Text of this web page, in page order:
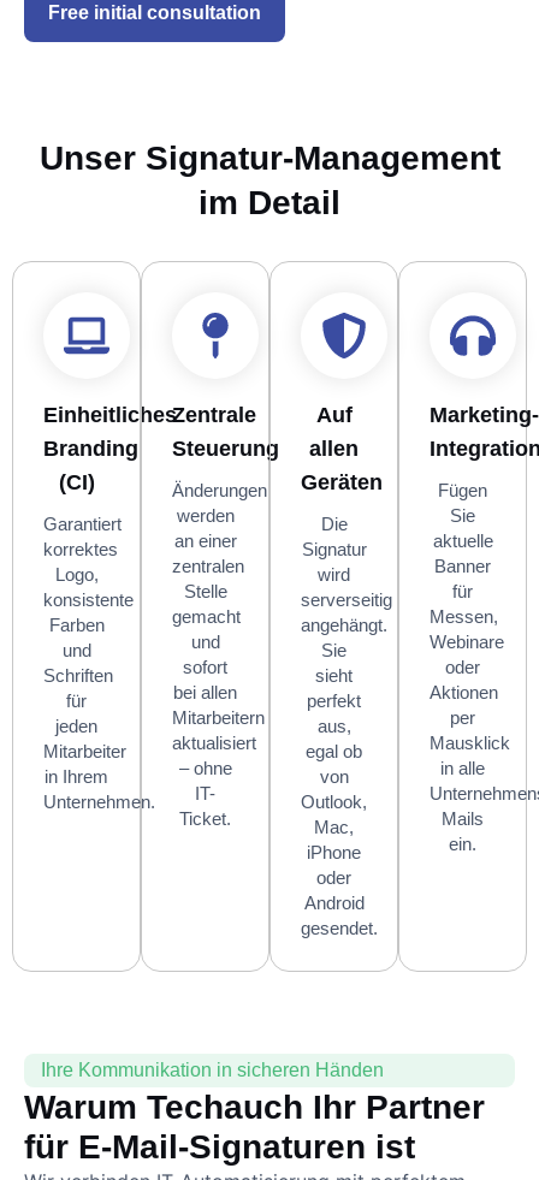
Free initial consultation
Unser Signatur-Management
im Detail
Einheitliches
Branding
(CI)
Garantiert
korrektes
Logo,
konsistente
Farben
und
Schriften
für
jeden
Mitarbeiter
in Ihrem
Unternehmen.
Zentrale
Steuerung
Änderungen
werden
an einer
zentralen
Stelle
gemacht
und
sofort
bei allen
Mitarbeitern
aktualisiert
– ohne
IT-
Ticket.
Auf
allen
Geräten
Die
Signatur
wird
serverseitig
angehängt.
Sie
sieht
perfekt
aus,
egal ob
von
Outlook,
Mac,
iPhone
oder
Android
gesendet.
Marketing-
Fügen
Sie
aktuelle
Banner
für
Messen,
Webinare
oder
Aktionen
per
Mausklick
in alle
Mails
ein.
Ihre Kommunikation in sicheren Händen
Warum Techauch Ihr Partner
für E-Mail-Signaturen ist